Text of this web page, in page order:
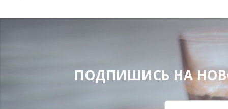
ПОДПИШИСЬ НА